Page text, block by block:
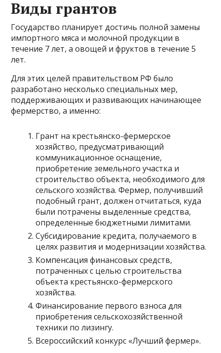
Виды грантов
Государство планирует достичь полной замены
импортного мяса и молочной продукции в
течение 7 лет, а овощей и фруктов в течение 5
лет.
Для этих целей правительством РФ было
разработано несколько специальных мер,
поддерживающих и развивающих начинающее
фермерство, а именно:
Грант на крестьянско-фермерское
хозяйство, предусматривающий
коммуникационное оснащение,
приобретение земельного участка и
строительство объекта, необходимого для
сельского хозяйства. Фермер, получивший
подобный грант, должен отчитаться, куда
были потрачены выделенные средства,
определенные бюджетными лимитами.
Субсидирование кредита, получаемого в
целях развития и модернизации хозяйства.
Компенсация финансовых средств,
потраченных с целью строительства
объекта крестьянско-фермерского
хозяйства.
Финансирование первого взноса для
приобретения сельскохозяйственной
техники по лизингу.
Всероссийский конкурс «Лучший фермер».